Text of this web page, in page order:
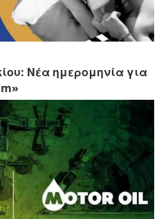
Νέα ημερομηνία για